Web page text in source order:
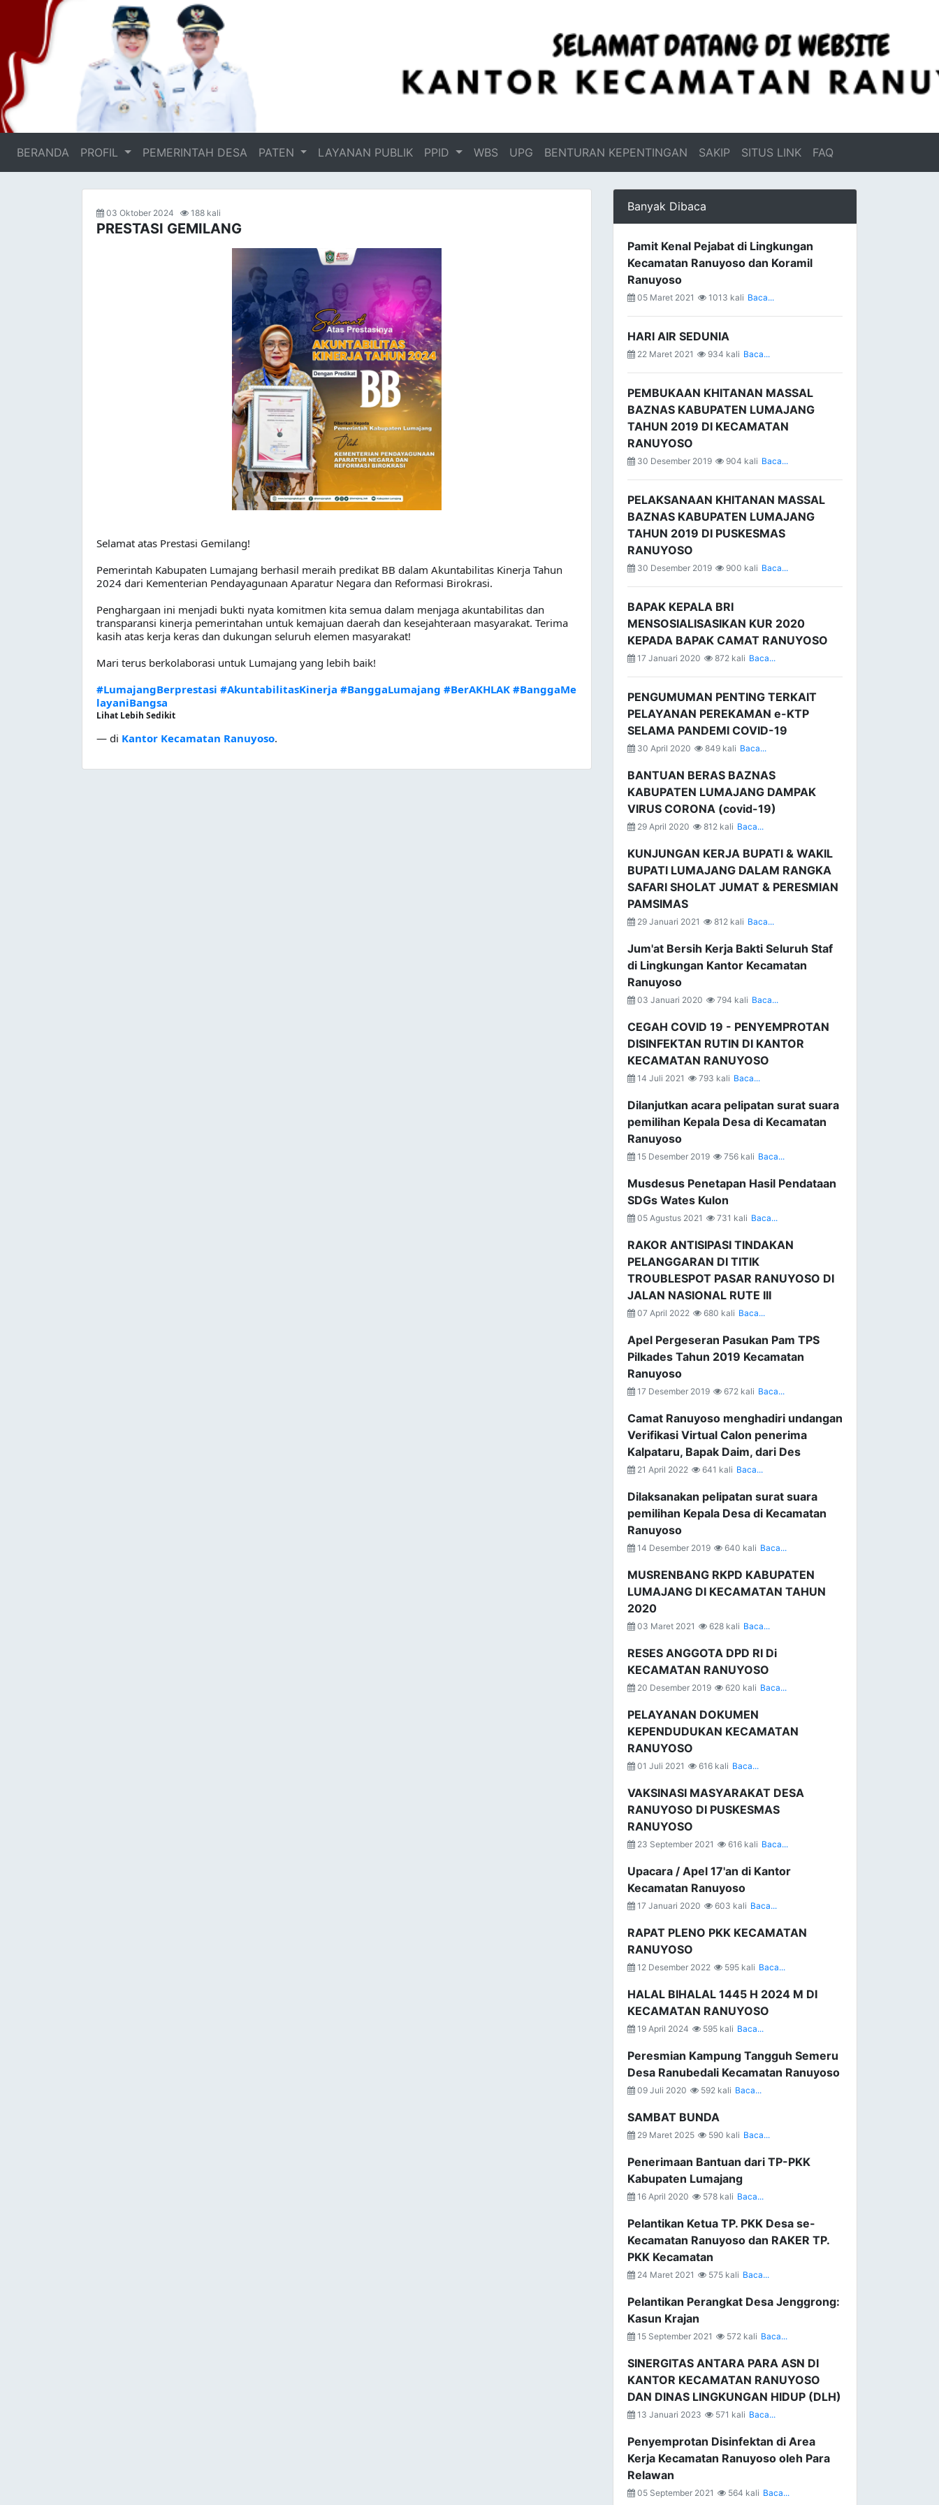
BERANDA (current)
PROFIL PEMERINTAH DESA PATEN LAYANAN PUBLIK PPID WBS UPG BENTURAN KEPENTINGAN SAKIP SITUS LINK FAQ
03 Oktober 2024 188 kali
PRESTASI GEMILANG
Selamat atas Prestasi Gemilang!
Pemerintah Kabupaten Lumajang berhasil meraih predikat BB dalam Akuntabilitas Kinerja Tahun
2024 dari Kementerian Pendayagunaan Aparatur Negara dan Reformasi Birokrasi.
Penghargaan ini menjadi bukti nyata komitmen kita semua dalam menjaga akuntabilitas dan
transparansi kinerja pemerintahan untuk kemajuan daerah dan kesejahteraan masyarakat. Terima
kasih atas kerja keras dan dukungan seluruh elemen masyarakat!
Mari terus berkolaborasi untuk Lumajang yang lebih baik!
#LumajangBerprestasi #AkuntabilitasKinerja #BanggaLumajang #BerAKHLAK #BanggaMe
layaniBangsa
Lihat Lebih Sedikit
— di Kantor Kecamatan Ranuyoso.
Banyak Dibaca
Pamit Kenal Pejabat di Lingkungan
Kecamatan Ranuyoso dan Koramil
Ranuyoso
05 Maret 2021 1013 kali Baca...
HARI AIR SEDUNIA
22 Maret 2021 934 kali Baca...
PEMBUKAAN KHITANAN MASSAL
BAZNAS KABUPATEN LUMAJANG
TAHUN 2019 DI KECAMATAN
RANUYOSO
30 Desember 2019 904 kali Baca...
PELAKSANAAN KHITANAN MASSAL
BAZNAS KABUPATEN LUMAJANG
TAHUN 2019 DI PUSKESMAS
RANUYOSO
30 Desember 2019 900 kali Baca...
BAPAK KEPALA BRI
MENSOSIALISASIKAN KUR 2020
KEPADA BAPAK CAMAT RANUYOSO
17 Januari 2020 872 kali Baca...
PENGUMUMAN PENTING TERKAIT
PELAYANAN PEREKAMAN e-KTP
SELAMA PANDEMI COVID-19
30 April 2020 849 kali Baca...
BANTUAN BERAS BAZNAS
KABUPATEN LUMAJANG DAMPAK
VIRUS CORONA (covid-19)
29 April 2020 812 kali Baca...
KUNJUNGAN KERJA BUPATI & WAKIL
BUPATI LUMAJANG DALAM RANGKA
SAFARI SHOLAT JUMAT & PERESMIAN
PAMSIMAS
29 Januari 2021 812 kali Baca...
Jum'at Bersih Kerja Bakti Seluruh Staf
di Lingkungan Kantor Kecamatan
Ranuyoso
03 Januari 2020 794 kali Baca...
CEGAH COVID 19 - PENYEMPROTAN
DISINFEKTAN RUTIN DI KANTOR
KECAMATAN RANUYOSO
14 Juli 2021 793 kali Baca...
Dilanjutkan acara pelipatan surat suara
pemilihan Kepala Desa di Kecamatan
Ranuyoso
15 Desember 2019 756 kali Baca...
Musdesus Penetapan Hasil Pendataan
SDGs Wates Kulon
05 Agustus 2021 731 kali Baca...
RAKOR ANTISIPASI TINDAKAN
PELANGGARAN DI TITIK
TROUBLESPOT PASAR RANUYOSO DI
JALAN NASIONAL RUTE III
07 April 2022 680 kali Baca...
Apel Pergeseran Pasukan Pam TPS
Pilkades Tahun 2019 Kecamatan
Ranuyoso
17 Desember 2019 672 kali Baca...
Camat Ranuyoso menghadiri undangan
Verifikasi Virtual Calon penerima
Kalpataru, Bapak Daim, dari Des
21 April 2022 641 kali Baca...
Dilaksanakan pelipatan surat suara
pemilihan Kepala Desa di Kecamatan
Ranuyoso
14 Desember 2019 640 kali Baca...
MUSRENBANG RKPD KABUPATEN
LUMAJANG DI KECAMATAN TAHUN
2020
03 Maret 2021 628 kali Baca...
RESES ANGGOTA DPD RI Di
KECAMATAN RANUYOSO
20 Desember 2019 620 kali Baca...
PELAYANAN DOKUMEN
KEPENDUDUKAN KECAMATAN
RANUYOSO
01 Juli 2021 616 kali Baca...
VAKSINASI MASYARAKAT DESA
RANUYOSO DI PUSKESMAS
RANUYOSO
23 September 2021 616 kali Baca...
Upacara / Apel 17'an di Kantor
Kecamatan Ranuyoso
17 Januari 2020 603 kali Baca...
RAPAT PLENO PKK KECAMATAN
RANUYOSO
12 Desember 2022 595 kali Baca...
HALAL BIHALAL 1445 H 2024 M DI
KECAMATAN RANUYOSO
19 April 2024 595 kali Baca...
Peresmian Kampung Tangguh Semeru
Desa Ranubedali Kecamatan Ranuyoso
09 Juli 2020 592 kali Baca...
SAMBAT BUNDA
29 Maret 2025 590 kali Baca...
Penerimaan Bantuan dari TP-PKK
Kabupaten Lumajang
16 April 2020 578 kali Baca...
Pelantikan Ketua TP. PKK Desa se-
Kecamatan Ranuyoso dan RAKER TP.
PKK Kecamatan
24 Maret 2021 575 kali Baca...
Pelantikan Perangkat Desa Jenggrong:
Kasun Krajan
15 September 2021 572 kali Baca...
SINERGITAS ANTARA PARA ASN DI
KANTOR KECAMATAN RANUYOSO
DAN DINAS LINGKUNGAN HIDUP (DLH)
13 Januari 2023 571 kali Baca...
Penyemprotan Disinfektan di Area
Kerja Kecamatan Ranuyoso oleh Para
Relawan
05 September 2021 564 kali Baca...